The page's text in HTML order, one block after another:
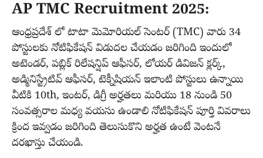
AP TMC Recruitment 2025:
ఆంధ్రప్రదేశ్ లో టాటా మెమోరియల్ సెంటర్ (TMC) వారు 34
పోస్టులకు నోటిఫికేషన్ విడుదల చేయడం జరిగింది ఇందులో
అటెండర్, పబ్లిక్ రిలేషన్షిప్ ఆఫీసర్, లోయర్ డివిజన్ క్లర్క్,
అడ్మినిస్ట్రేటివ్ ఆఫీసర్, టెక్నీషియన్ ఇలాంటి పోస్టులు ఉన్నాయి
వీటికి 10th, ఇంటర్, డిగ్రీ అర్హతలు మరియు 18 నుండి 50
సంవత్సరాల మధ్య వయసు ఉండాలి నోటిఫికేషన్ పూర్తి వివరాలు
క్రింద ఇవ్వడం జరిగింది తెలుసుకొని అర్హత ఉంటే వెంటనే
దరఖాస్తు చేయండి.